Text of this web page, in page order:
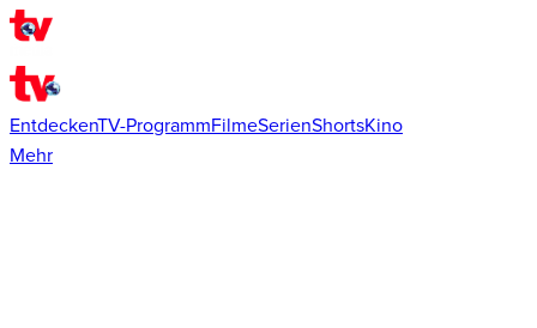
EntdeckenTV-ProgrammFilmeSerienShortsKino
Mehr